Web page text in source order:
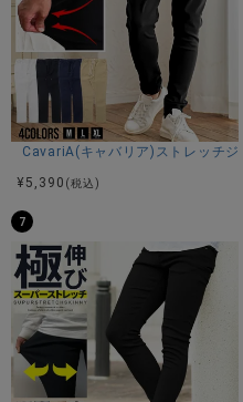
■美シルエット
すっきりとしたテーパードシ
させない洗練されたデザイン。
ウエストはゴム仕様にするこ
■タウンユースからアウトド
ダウンの高い防寒性と動きや
デザイン性と保温性に拘った
※モデル画像は照明などの影
がございます。
サイズ(cm)
CavariA(キャバリア)ストレッチ
¥ 5,390 (税込)
7